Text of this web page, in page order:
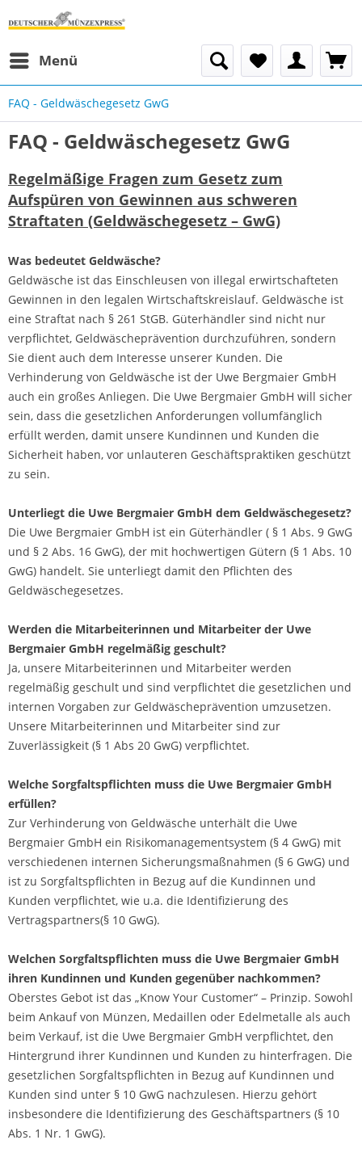
Menü
FAQ - Geldwäschegesetz GwG
FAQ - Geldwäschegesetz GwG
Regelmäßige Fragen zum Gesetz zum
Aufspüren von Gewinnen aus schweren
Straftaten (Geldwäschegesetz – GwG)
Was bedeutet Geldwäsche?
Geldwäsche ist das Einschleusen von illegal erwirtschafteten
Gewinnen in den legalen Wirtschaftskreislauf. Geldwäsche ist
eine Straftat nach § 261 StGB. Güterhändler sind nicht nur
verpflichtet, Geldwäscheprävention durchzuführen, sondern
Sie dient auch dem Interesse unserer Kunden. Die
Verhinderung von Geldwäsche ist der Uwe Bergmaier GmbH
auch ein großes Anliegen. Die Uwe Bergmaier GmbH will sicher
sein, dass die gesetzlichen Anforderungen vollumfänglich
erfüllt werden, damit unsere Kundinnen und Kunden die
Sicherheit haben, vor unlauteren Geschäftspraktiken geschützt
zu sein.
Unterliegt die Uwe Bergmaier GmbH dem Geldwäschegesetz?
Die Uwe Bergmaier GmbH ist ein Güterhändler ( § 1 Abs. 9 GwG
und § 2 Abs. 16 GwG), der mit hochwertigen Gütern (§ 1 Abs. 10
GwG) handelt. Sie unterliegt damit den Pflichten des
Geldwäschegesetzes.
Werden die Mitarbeiterinnen und Mitarbeiter der Uwe
Bergmaier GmbH regelmäßig geschult?
Ja, unsere Mitarbeiterinnen und Mitarbeiter werden
regelmäßig geschult und sind verpflichtet die gesetzlichen und
internen Vorgaben zur Geldwäscheprävention umzusetzen.
Unsere Mitarbeiterinnen und Mitarbeiter sind zur
Zuverlässigkeit (§ 1 Abs 20 GwG) verpflichtet.
Welche Sorgfaltspflichten muss die Uwe Bergmaier GmbH
erfüllen?
Zur Verhinderung von Geldwäsche unterhält die Uwe
Bergmaier GmbH ein Risikomanagementsystem (§ 4 GwG) mit
verschiedenen internen Sicherungsmaßnahmen (§ 6 GwG) und
ist zu Sorgfaltspflichten in Bezug auf die Kundinnen und
Kunden verpflichtet, wie u.a. die Identifizierung des
Vertragspartners(§ 10 GwG).
Welchen Sorgfaltspflichten muss die Uwe Bergmaier GmbH
ihren Kundinnen und Kunden gegenüber nachkommen?
Oberstes Gebot ist das „Know Your Customer“ – Prinzip. Sowohl
beim Ankauf von Münzen, Medaillen oder Edelmetalle als auch
beim Verkauf, ist die Uwe Bergmaier GmbH verpflichtet, den
Hintergrund ihrer Kundinnen und Kunden zu hinterfragen. Die
gesetzlichen Sorgfaltspflichten in Bezug auf Kundinnen und
Kunden sind unter § 10 GwG nachzulesen. Hierzu gehört
insbesondere die Identifizierung des Geschäftspartners (§ 10
Abs. 1 Nr. 1 GwG).